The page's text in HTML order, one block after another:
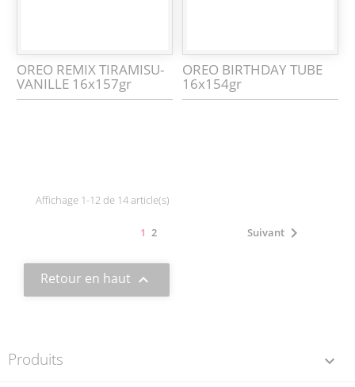
OREO REMIX TIRAMISU-
VANILLE 16x157gr
OREO BIRTHDAY TUBE
16x154gr
Affichage 1-12 de 14 article(s)
1 2 Suivant 
Retour en haut 
Produits 